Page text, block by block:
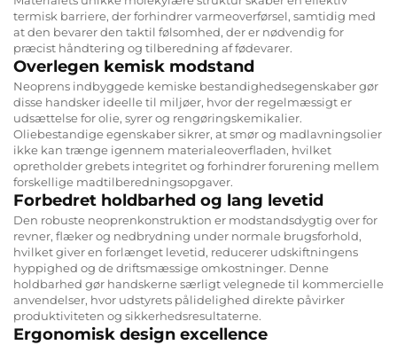
termisk barriere, der forhindrer varmeoverførsel, samtidig med
at den bevarer den taktil følsomhed, der er nødvendig for
præcist håndtering og tilberedning af fødevarer.
Overlegen kemisk modstand
Neoprens indbyggede kemiske bestandighedsegenskaber gør
disse handsker ideelle til miljøer, hvor der regelmæssigt er
udsættelse for olie, syrer og rengøringskemikalier.
Oliebestandige egenskaber sikrer, at smør og madlavningsolier
ikke kan trænge igennem materialeoverfladen, hvilket
opretholder grebets integritet og forhindrer forurening mellem
forskellige madtilberedningsopgaver.
Forbedret holdbarhed og lang levetid
Den robuste neoprenkonstruktion er modstandsdygtig over for
revner, flæker og nedbrydning under normale brugsforhold,
hvilket giver en forlænget levetid, reducerer udskiftningens
hyppighed og de driftsmæssige omkostninger. Denne
holdbarhed gør handskerne særligt velegnede til kommercielle
anvendelser, hvor udstyrets pålidelighed direkte påvirker
produktiviteten og sikkerhedsresultaterne.
Ergonomisk design excellence